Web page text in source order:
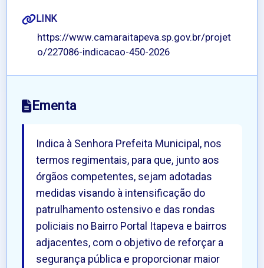
LINK
https://www.camaraitapeva.sp.gov.br/projet
o/227086-indicacao-450-2026
Ementa
Indica à Senhora Prefeita Municipal, nos
termos regimentais, para que, junto aos
órgãos competentes, sejam adotadas
medidas visando à intensificação do
patrulhamento ostensivo e das rondas
policiais no Bairro Portal Itapeva e bairros
adjacentes, com o objetivo de reforçar a
segurança pública e proporcionar maior